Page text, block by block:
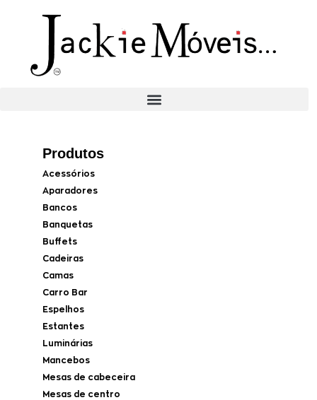
Produtos
Acessórios
Aparadores
Bancos
Banquetas
Buffets
Cadeiras
Camas
Carro Bar
Espelhos
Estantes
Luminárias
Mancebos
Mesas de cabeceira
Mesas de centro